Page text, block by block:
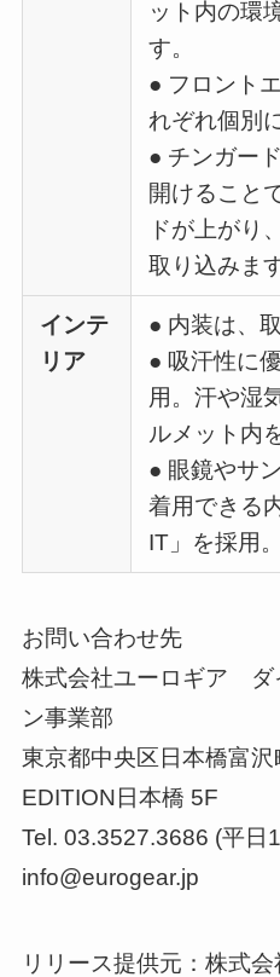
ット内の環
す。
● フロント
れぞれ個別
● チンガー
開けること
ドが上がり
取り込みます
インテ
リア
● 内装は、
● 吸汗性に
用。汗や湿
ルメット内
● 眼鏡やサ
着用できる
IT」を採用。
お問い合わせ先
株式会社ユーロギア ダ
ン事業部
東京都中央区日本橋富
EDITION日本橋 5F
Tel. 03.3527.3686 (平日
info@eurogear.jp
リリース提供元：株式